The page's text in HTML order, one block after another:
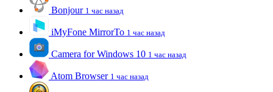
Bonjour 1 час назад
iMyFone MirrorTo 1 час назад
Camera for Windows 10 1 час назад
Atom Browser 1 час назад